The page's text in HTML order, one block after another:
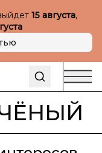
15 августа,